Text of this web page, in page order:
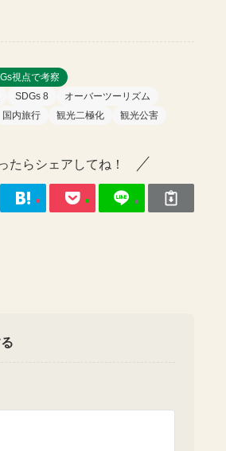
視点で考察
SDGs 8
オーバーツーリズム
国内旅行 観光二極化 観光公害
たらシェアしてね！